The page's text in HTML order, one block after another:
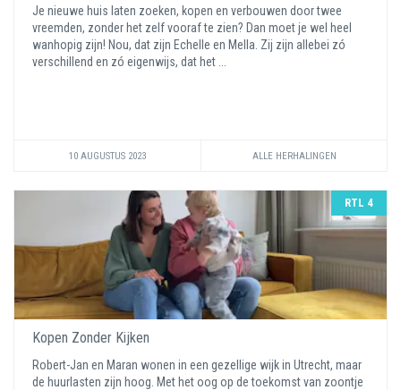
Je nieuwe huis laten zoeken, kopen en verbouwen door twee
vreemden, zonder het zelf vooraf te zien? Dan moet je wel heel
wanhopig zijn! Nou, dat zijn Echelle en Mella. Zij zijn allebei zó
verschillend en zó eigenwijs, dat het ...
10 AUGUSTUS 2023 ALLE HERHALINGEN
RTL 4
Kopen Zonder Kijken
Robert-Jan en Maran wonen in een gezellige wijk in Utrecht, maar
de huurlasten zijn hoog. Met het oog op de toekomst van zoontje